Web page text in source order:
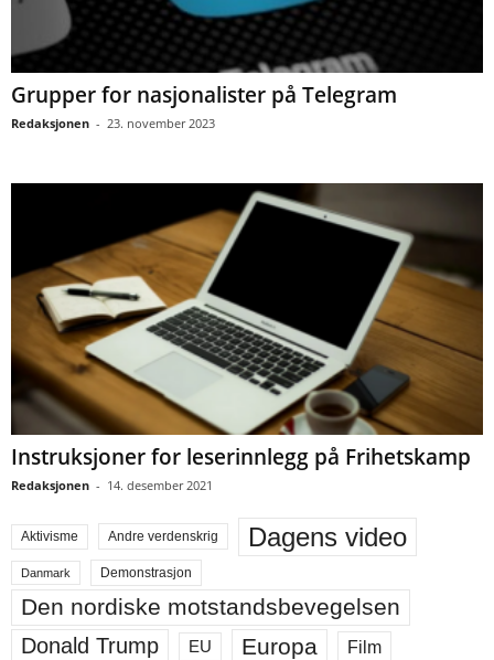
Grupper for nasjonalister på Telegram
Redaksjonen - 23. november 2023
Instruksjoner for leserinnlegg på Frihetskamp
Redaksjonen - 14. desember 2021
Aktivisme Andre verdenskrig Dagens video
Danmark Demonstrasjon
Den nordiske motstandsbevegelsen
Donald Trump EU Europa Film